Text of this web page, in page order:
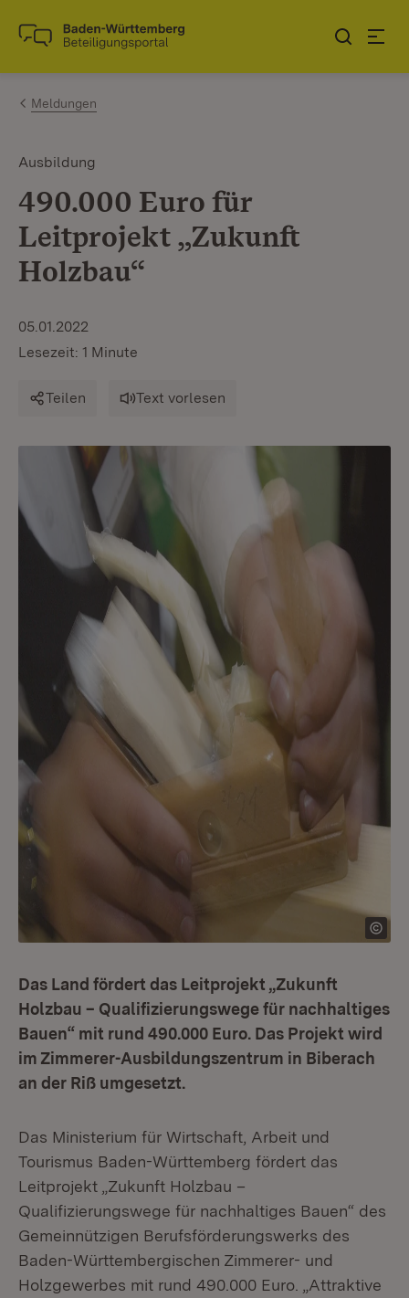
Zum Inhalt springen
Link zur Startseite
Meldungen
Ausbildung
490.000 Euro für
Leitprojekt „Zukunft
Holzbau“
05.01.2022
Lesezeit: 1 Minute
Teilen Text vorlesen
Das Land fördert das Leitprojekt „Zukunft
Holzbau – Qualifizierungswege für nachhaltiges
Bauen“ mit rund 490.000 Euro. Das Projekt wird
im Zimmerer-Ausbildungszentrum in Biberach
an der Riß umgesetzt.
Das Ministerium für Wirtschaft, Arbeit und
Tourismus Baden-Württemberg fördert das
Leitprojekt „Zukunft Holzbau –
Qualifizierungswege für nachhaltiges Bauen“ des
Gemeinnützigen Berufsförderungswerks des
Baden-Württembergischen Zimmerer- und
Holzgewerbes mit rund 490.000 Euro. „Attraktive